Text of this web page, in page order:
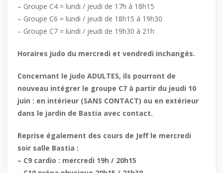
– Groupe C4 = lundi / jeudi de 17h à 18h15
– Groupe C6 = lundi / jeudi de 18h15 à 19h30
– Groupe C7 = lundi / jeudi de 19h30 à 21h
Horaires judo du mercredi et vendredi inchangés.
Concernant le judo ADULTES, ils pourront de
nouveau intégrer le groupe C7 à partir du jeudi 10
juin : en intérieur (SANS CONTACT) ou en extérieur
dans le jardin de Bastia avec contact.
Reprise également des cours de Jeff le mercredi
soir salle Bastia :
– C9 cardio : mercredi 19h / 20h15